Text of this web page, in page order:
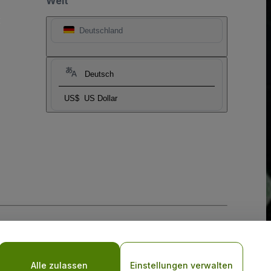
Deutschland
Deutsch
US$ US Dollar
RichtlinieundDatenschutzrichtlinie für Mobilanwendungen
Alle zulassen Einstellungen verwalten